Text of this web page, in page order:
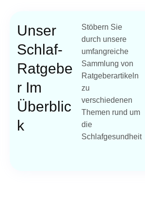
Unser
Schlaf-
Ratgebe
R Im
Überblic
K
Stöbern Sie
durch unsere
umfangreiche
Sammlung von
Ratgeberartikeln
zu
verschiedenen
Themen rund um
die
Schlafgesundheit